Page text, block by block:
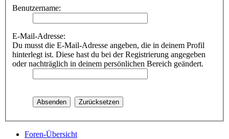
Benutzername:
E-Mail-Adresse:
Du musst die E-Mail-Adresse angeben, die in deinem Profil
hinterlegt ist. Diese hast du bei der Registrierung angegeben
oder nachträglich in deinem persönlichen Bereich geändert.
Foren-Übersicht